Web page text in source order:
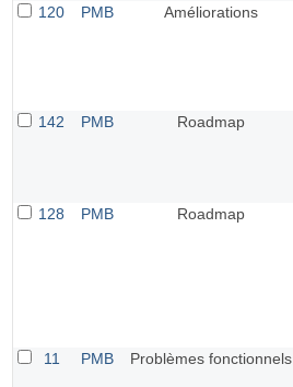
120
PMB Améliorations
142
PMB Roadmap
128
PMB Roadmap
11
PMB Problèmes fonctionnels